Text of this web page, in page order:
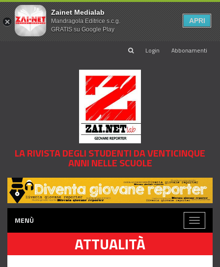
Login Abbonamenti
LA RIVISTA DEGLI STUDENTI DA VENTICINQUE
ANNI NELLE SCUOLE
MENÙ
Toggle
ATTUALITÀ
Zainet Medialab
Mandragola Editrice s.c.g.
GRATIS su Google Play
APRI